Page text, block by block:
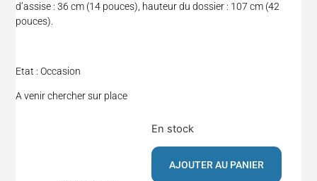
d’assise : 36 cm (14 pouces), hauteur du dossier : 107 cm (42
pouces).
Etat : Occasion
A venir chercher sur place
En stock
AJOUTER AU PANIER